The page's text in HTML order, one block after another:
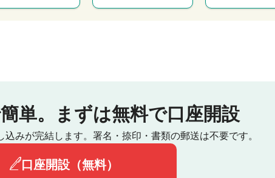
単。 まずは無料で口座開設
みが完結します。 署名・捺印・書類の郵送は不要です。
口座開設（無料）